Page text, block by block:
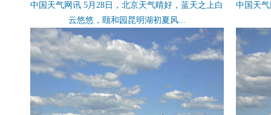
中国天气网讯 5月28日，北京天气晴好，蓝天之上白
云悠悠，颐和园昆明湖初夏风...
中国天